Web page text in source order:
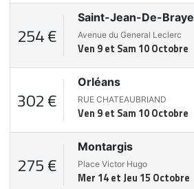
254 €
Saint-Jean-De-Braye
Avenue du General Leclerc
Ven 9 et Sam 10 Octobre
302 €
Orléans
RUE CHATEAUBRIAND
Ven 9 et Sam 10 Octobre
275 €
Montargis
Place Victor Hugo
Mer 14 et Jeu 15 Octobre